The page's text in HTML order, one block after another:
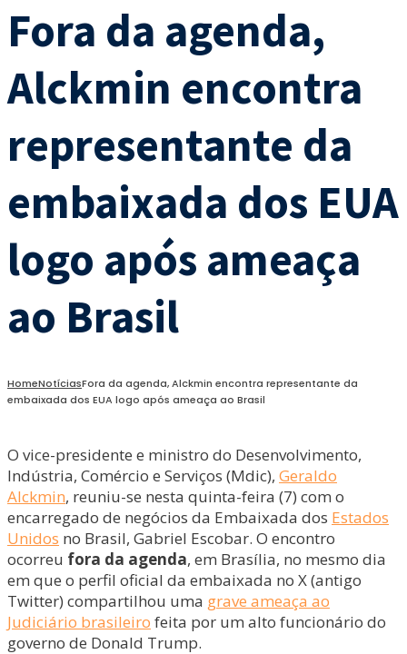
Fora da agenda,
Alckmin encontra
representante da
embaixada dos EUA
logo após ameaça
ao Brasil
HomeNotíciasFora da agenda, Alckmin encontra representante da
embaixada dos EUA logo após ameaça ao Brasil
O vice-presidente e ministro do Desenvolvimento,
Indústria, Comércio e Serviços (Mdic), Geraldo
Alckmin, reuniu-se nesta quinta-feira (7) com o
encarregado de negócios da Embaixada dos Estados
Unidos no Brasil, Gabriel Escobar. O encontro
ocorreu fora da agenda, em Brasília, no mesmo dia
em que o perfil oficial da embaixada no X (antigo
Twitter) compartilhou uma grave ameaça ao
Judiciário brasileiro feita por um alto funcionário do
governo de Donald Trump.